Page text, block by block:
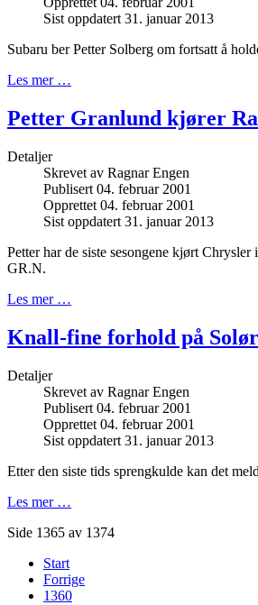
Sist oppdatert 31. januar 2013
Subaru ber Petter Solberg om fortsatt å
Les mer …
Petter Granlund kjører
Detaljer
Skrevet av Ragnar Engen
Publisert 04. februar 2001
Opprettet 04. februar 2001
Sist oppdatert 31. januar 2013
Petter har de siste sesongene kjørt
GR.N.
Les mer …
Knall-fine forhold på
Detaljer
Skrevet av Ragnar Engen
Publisert 04. februar 2001
Opprettet 04. februar 2001
Sist oppdatert 31. januar 2013
Etter den siste tids sprengkulde kan det
Les mer …
Side 1365 av 1374
Start
Forrige
1360